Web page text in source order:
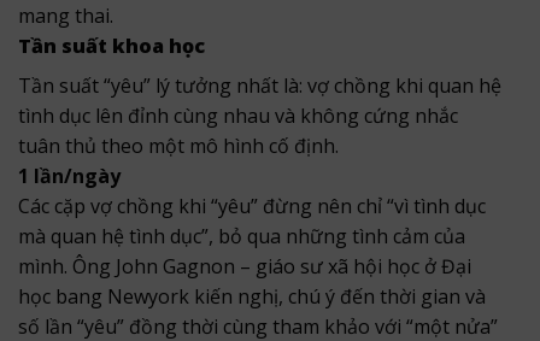
mang thai.
Tần suất khoa học
Tần suất “yêu” lý tưởng nhất là: vợ chồng khi quan hệ
tình dục lên đỉnh cùng nhau và không cứng nhắc
tuân thủ theo một mô hình cố định.
1 lần/ngày
Các cặp vợ chồng khi “yêu” đừng nên chỉ “vì tình dục
mà quan hệ tình dục”, bỏ qua những tình cảm của
mình. Ông John Gagnon – giáo sư xã hội học ở Đại
học bang Newyork kiến nghị, chú ý đến thời gian và
số lần “yêu” đồng thời cùng tham khảo với “một nửa”